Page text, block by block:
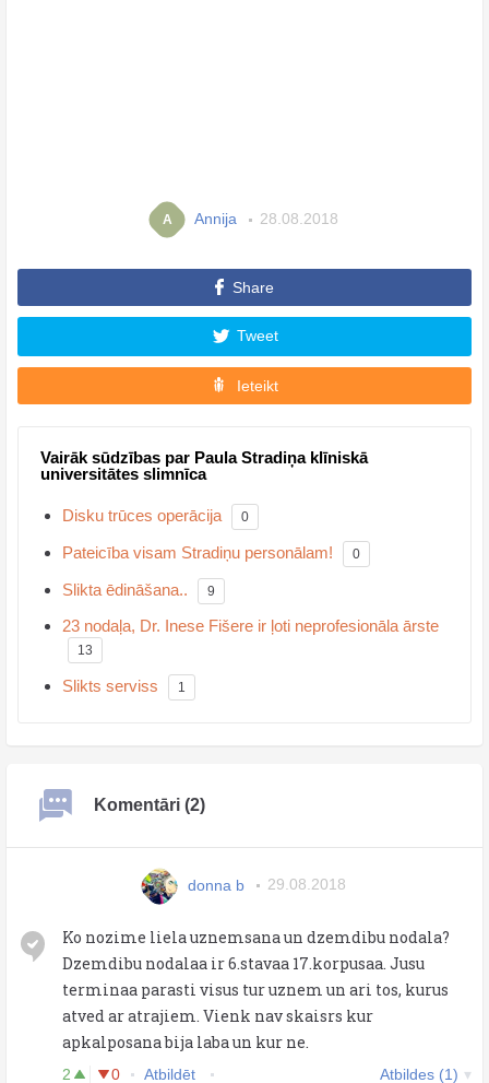
A Annija 28.08.2018
Share
Tweet
Ieteikt
Vairāk sūdzības par Paula Stradiņa klīniskā
universitātes slimnīca
Disku trūces operācija 0
Pateicība visam Stradiņu personālam! 0
Slikta ēdināšana.. 9
23 nodaļa, Dr. Inese Fišere ir ļoti neprofesionāla ārste
13
Slikts serviss 1
Komentāri (2)
donna b 29.08.2018
Ko nozime liela uznemsana un dzemdibu nodala?
Dzemdibu nodalaa ir 6.stavaa 17.korpusaa. Jusu
terminaa parasti visus tur uznem un ari tos, kurus
atved ar atrajiem. Vienk nav skaisrs kur
apkalposana bija laba un kur ne.
2 0 Atbildēt Atbildes (1)